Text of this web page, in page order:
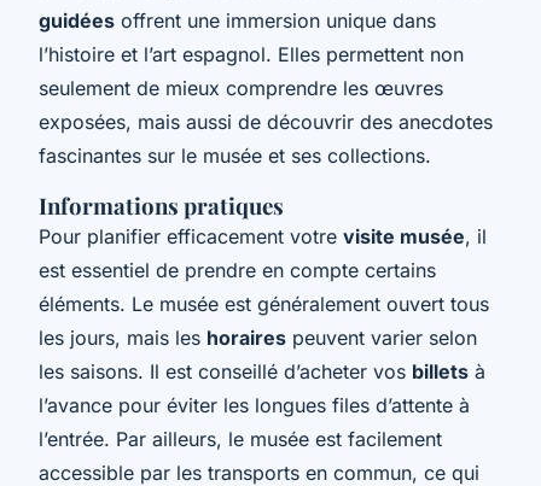
guidées offrent une immersion unique dans
l’histoire et l’art espagnol. Elles permettent non
seulement de mieux comprendre les œuvres
exposées, mais aussi de découvrir des anecdotes
fascinantes sur le musée et ses collections.
Informations pratiques
Pour planifier efficacement votre visite musée, il
est essentiel de prendre en compte certains
éléments. Le musée est généralement ouvert tous
les jours, mais les horaires peuvent varier selon
les saisons. Il est conseillé d’acheter vos billets à
l’avance pour éviter les longues files d’attente à
l’entrée. Par ailleurs, le musée est facilement
accessible par les transports en commun, ce qui